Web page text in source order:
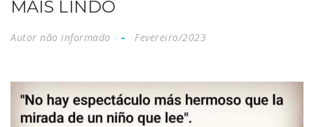
MAIS LINDO
Autor não informado Fevereiro/2023